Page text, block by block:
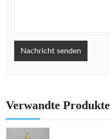
Nachricht senden
Verwandte Produkte